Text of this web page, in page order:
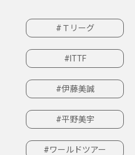
#Ｔリーグ
#ITTF
#伊藤美誠
#平野美宇
#ワールドツアー